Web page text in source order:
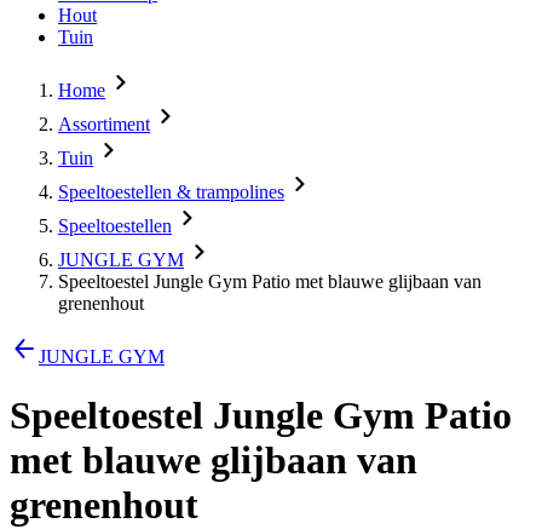
Hout
Tuin
Home
Assortiment
Tuin
Speeltoestellen & trampolines
Speeltoestellen
JUNGLE GYM
Speeltoestel Jungle Gym Patio met blauwe glijbaan van
grenenhout
JUNGLE GYM
Speeltoestel Jungle Gym Patio
met blauwe glijbaan van
grenenhout